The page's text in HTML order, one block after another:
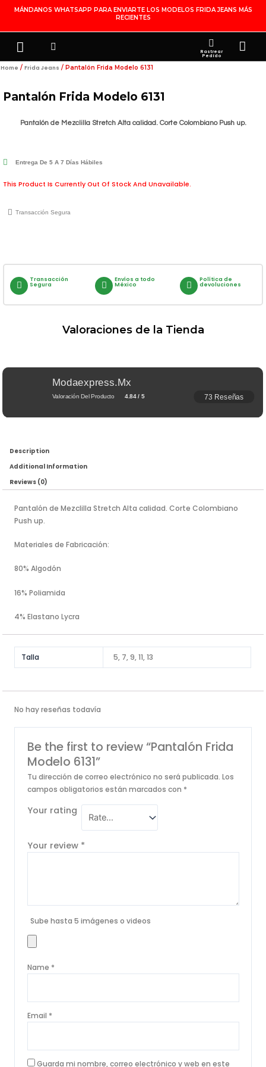
Contenido
MÁNDANOS WHATSAPP PARA ENVIARTE LOS MODELOS FRIDA JEANS MÁS
RECIENTES
MenuSearch Rastrear
Pedido
Home / Frida Jeans / Pantalón Frida Modelo 6131
Pantalón Frida Modelo 6131
Pantalón de Mezclilla Stretch Alta calidad. Corte Colombiano Push up.
Entrega De 5 A 7 Días Hábiles
This Product Is Currently Out Of Stock And Unavailable.
Transacción Segura
Transacción
Segura
Envíos a todo
México
Política de
devoluciones
Description
Additional Information
Reviews (0)
Pantalón de Mezclilla Stretch Alta calidad. Corte Colombiano
Push up.
Materiales de Fabricación:
80% Algodón
16% Poliamida
4% Elastano Lycra
Talla 5, 7, 9, 11, 13
No hay reseñas todavía
Be the first to review “Pantalón Frida
Modelo 6131”
Tu dirección de correo electrónico no será publicada. Los
campos obligatorios están marcados con *
Your rating
Your review *
Sube hasta 5 imágenes o videos
Name *
Email *
Guarda mi nombre, correo electrónico y web en este
Valoraciones de la Tienda
Modaexpress.mx
Valoración Del Producto 4.84 / 5 73 Reseñas